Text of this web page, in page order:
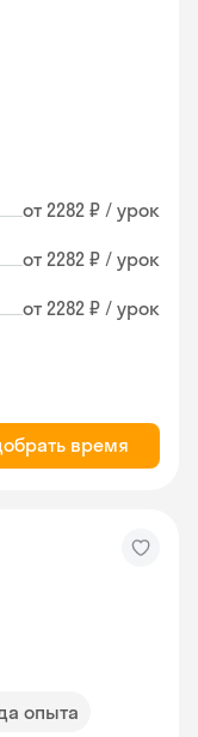
от 2282 ₽ / урок
от 2282 ₽ / урок
от 2282 ₽ / урок
время
опыта